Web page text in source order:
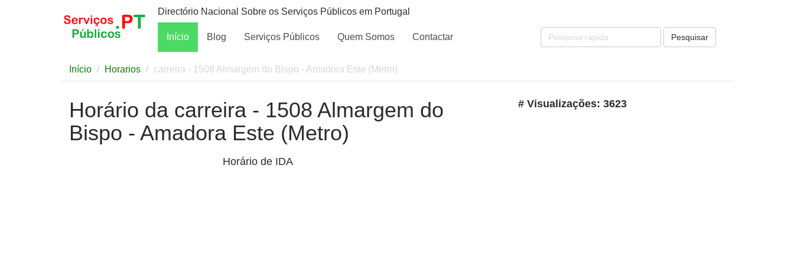
Directório Nacional Sobre os Serviços Públicos em Portugal
Início Blog Serviços Públicos Quem Somos Contactar Pesquisar
Início Horarios carreira - 1508 Almargem do Bispo - Amadora Este (Metro)
Horário da carreira - 1508 Almargem do
Bispo - Amadora Este (Metro)
Horário de IDA
# Visualizações: 3623